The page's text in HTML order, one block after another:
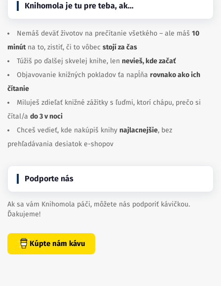
Knihomola je tu pre teba, ak…
Nemáš deväť životov na prečítanie všetkého – ale máš 10
minútna to, zistiť, či to vôbec stojí za čas
Túžiš po ďalšej skvelej knihe, len nevieš, kde začať
Objavovanie knižných pokladov ťa napĺňa rovnako ako ich
čítanie
Miluješ zdieľať knižné zážitky s ľuďmi, ktorí chápu, prečo si
čítal/a do 3 v noci
Chceš vedieť, kde nakúpiš knihy najlacnejšie, bez
prehľadávania desiatok e-shopov
Podporte nás
Ak sa vám Knihomola páči, môžete nás podporiť kávičkou.
Ďakujeme!
Kúpte nám kávu